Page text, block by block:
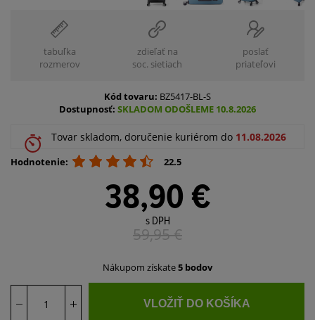
tabuľka
rozmerov
zdieľať na
soc. sietiach
poslať
priateľovi
Kód tovaru: BZ5417-BL-S
Dostupnosť: SKLADOM ODOŠLEME 10.8.2026
Tovar skladom, doručenie kuriérom do 11.08.2026
Hodnotenie: 22.5
38,90 €
s DPH
59,95€
Nákupom získate5 bodov
VLOŽIŤ DO KOŠÍKA